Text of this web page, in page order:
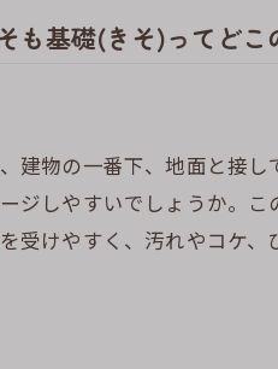
も基礎(きそ)ってどこ
建物の一番下、地面と接
ジしやすいでしょうか。
受けやすく、汚れやコケ、